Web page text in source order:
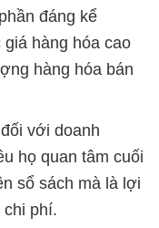
đáng kể
hàng hóa cao
hàng hóa bán
với doanh
họ quan tâm cuối
sổ sách mà là lợi
chi phí.